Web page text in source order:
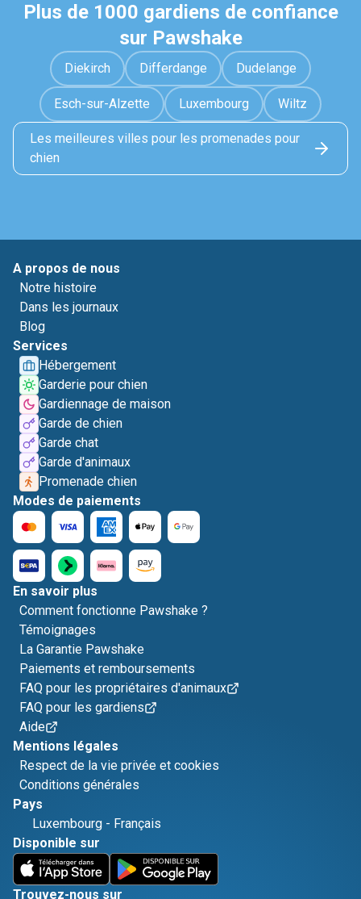
Plus de 1000 gardiens de confiance
sur Pawshake
Diekirch Differdange Dudelange
Esch-sur-Alzette Luxembourg Wiltz
Les meilleures villes pour les promenades pour
chien
A propos de nous
Notre histoire
Dans les journaux
Blog
Services
Hébergement
Garderie pour chien
Gardiennage de maison
Garde de chien
Garde chat
Garde d'animaux
Promenade chien
Modes de paiements
En savoir plus
Comment fonctionne Pawshake ?
Témoignages
La Garantie Pawshake
Paiements et remboursements
FAQ pour les propriétaires d'animaux
FAQ pour les gardiens
Aide
Mentions légales
Respect de la vie privée et cookies
Conditions générales
Pays
Luxembourg - Français
Disponible sur
Trouvez-nous sur